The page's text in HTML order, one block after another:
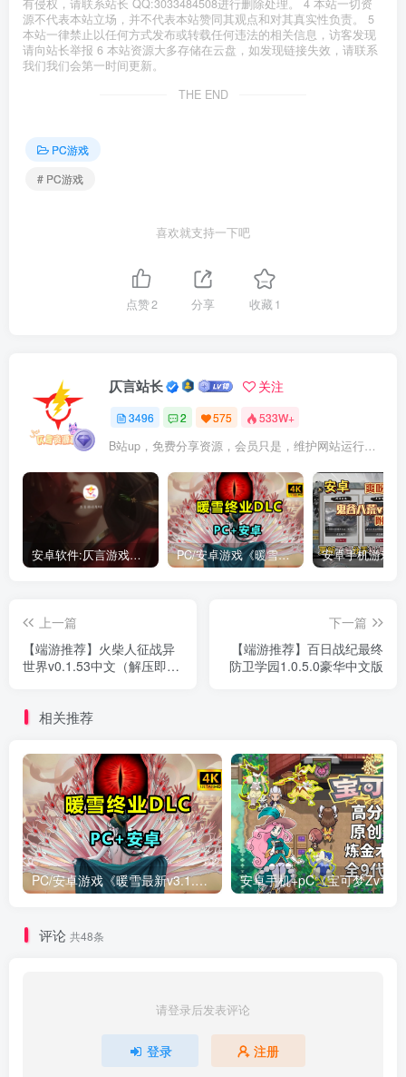
有侵权，请联系站长 QQ:3033484508进行删除处理。 4 本站一切资
源不代表本站立场，并不代表本站赞同其观点和对其真实性负责。 5
本站一律禁止以任何方式发布或转载任何违法的相关信息，访客发现
请向站长举报 6 本站资源大多存储在云盘，如发现链接失效，请联系
我们我们会第一时间更新。
THE END
PC游戏
# PC游戏
喜欢就支持一下吧
点赞2 分享 收藏1
仄言站长 关注
3496 2 575 533W+
B站up，免费分享资源，会员只是，维护网站运行，会员权利为可以支持本地下载，更多内容，敬请期待！
安卓软件:仄言游戏库4.0APP全新上架了！没有下的赶紧下载呀！ PC/安卓游戏《暖雪最新v3.1.0.1》终业DLC整合版！
上一篇
【端游推荐】火柴人征战异
世界v0.1.53中文（解压即
下一篇
【端游推荐】百日战纪最终
防卫学园1.0.5.0豪华中文版
相关推荐
PC/安卓游戏《暖雪最新v3.1.0.1》终业DLC整合版！
评论 共48条
请登录后发表评论
登录 注册